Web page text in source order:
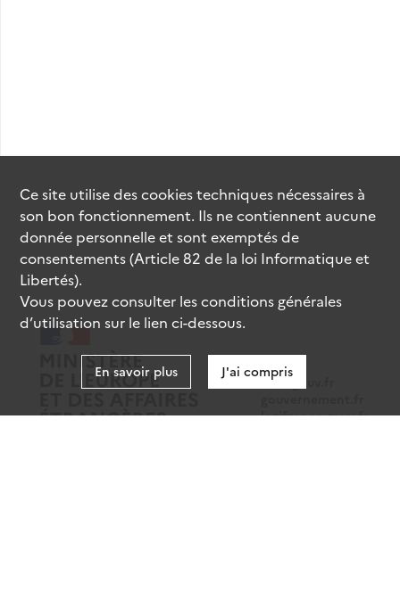
data.gouv.fr
legifrance.gouv.fr
Ce site utilise descookiestechniques nécessaires à
son bon fonctionnement. Ils ne contiennent aucune
donnée personnelle et sont exemptés de
consentements (Article 82 de la loi Informatique et
Libertés).
Vous pouvez consulter les conditions générales
d’utilisation sur le lien ci-dessous.
En savoir plus J'ai compris